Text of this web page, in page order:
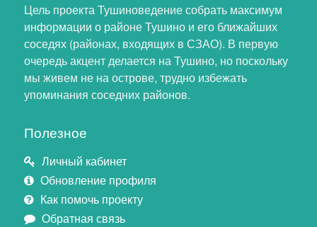
Цель проекта Тушиноведение собрать максимум
информации о районе Тушино и его ближайших
соседях (районах, входящих в СЗАО). В первую
очередь акцент делается на Тушино, но поскольку
мы живем не на острове, трудно избежать
упоминания соседних районов.
Полезное
Личный кабинет
Обновление профиля
Как помочь проекту
Обратная связь